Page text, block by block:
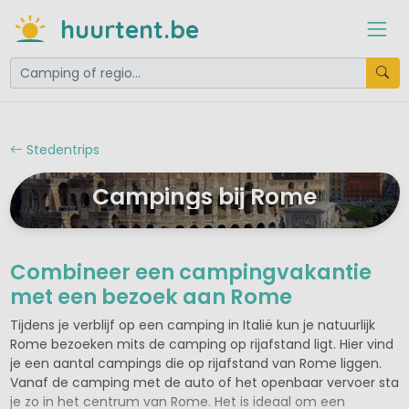
huurtent.be
Stedentrips
Campings bij Rome
Combineer een campingvakantie
met een bezoek aan Rome
Tijdens je verblijf op een camping in Italië kun je natuurlijk
Rome bezoeken mits de camping op rijafstand ligt. Hier vind
je een aantal campings die op rijafstand van Rome liggen.
Vanaf de camping met de auto of het openbaar vervoer sta
je zo in het centrum van Rome. Het is ideaal om een